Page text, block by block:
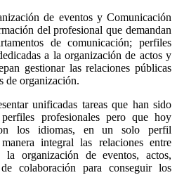
de eventos y Comunicación
del profesional que demandan
de comunicación; perfiles
a la organización de actos y
gestionar las relaciones públicas
de organización.
unificadas tareas que han sido
profesionales pero que hoy
los idiomas, en un solo perfil
integral las relaciones entre
la organización de eventos, actos,
colaboración para conseguir los